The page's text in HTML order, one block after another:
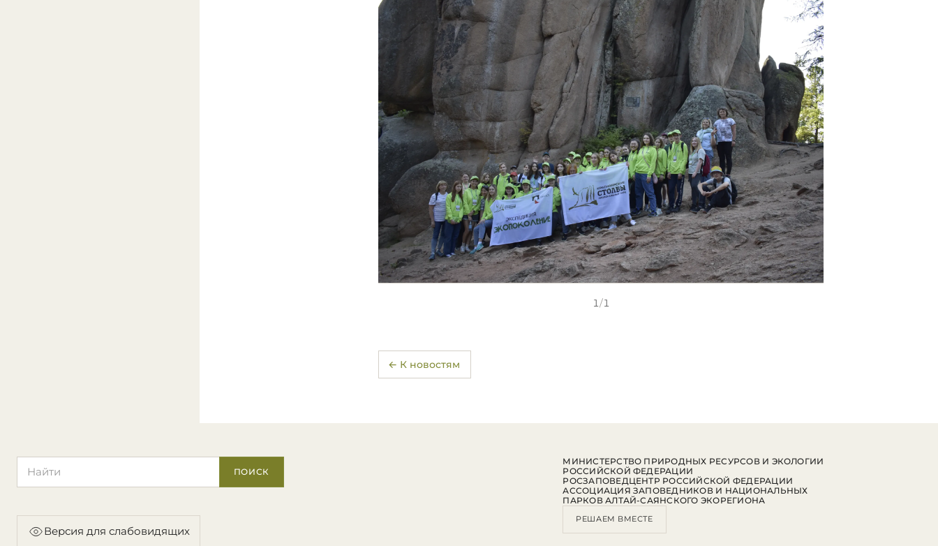
1/1
← К новостям
ПОИСК
Версия для слабовидящих
МИНИСТЕРСТВО ПРИРОДНЫХ РЕСУРСОВ И ЭКОЛОГИИ
РОССИЙСКОЙ ФЕДЕРАЦИИ
РОСЗАПОВЕДЦЕНТР РОССИЙСКОЙ ФЕДЕРАЦИИ
АССОЦИАЦИЯ ЗАПОВЕДНИКОВ И НАЦИОНАЛЬНЫХ
ПАРКОВ АЛТАЙ-САЯНСКОГО ЭКОРЕГИОНА
РЕШАЕМ ВМЕСТЕ